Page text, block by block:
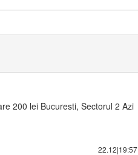
200 lei Bucuresti, Sectorul 2 Azi
22.12|19:57